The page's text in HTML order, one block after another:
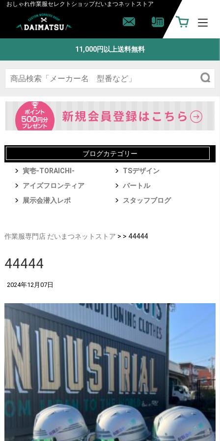
おしゃれ作業服セレクトショップだいまつネットストア
11,000円以上送料無料
ブログカテゴリー
寅壱-TORAICHI-
TSデザイン
アイズフロンティア
バートル
展示会潜入レポ
スタッフブログ
作業服専門店 だいまつネットストア > > 44444
44444
2024年12月07日